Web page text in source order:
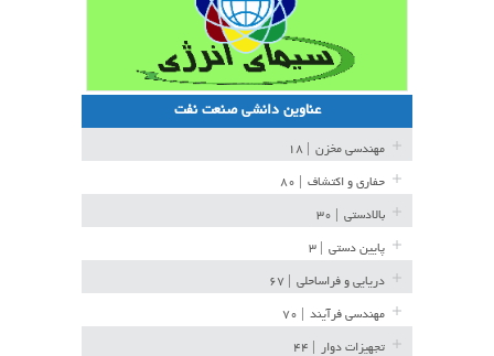
عناوین دانشی صنعت نفت
مهندسی مخزن
حفاری و اکتشاف
بالادستی
پایین دستی
دریایی و فراساحلی
مهندسی فرآیند
تجهیزات دوار